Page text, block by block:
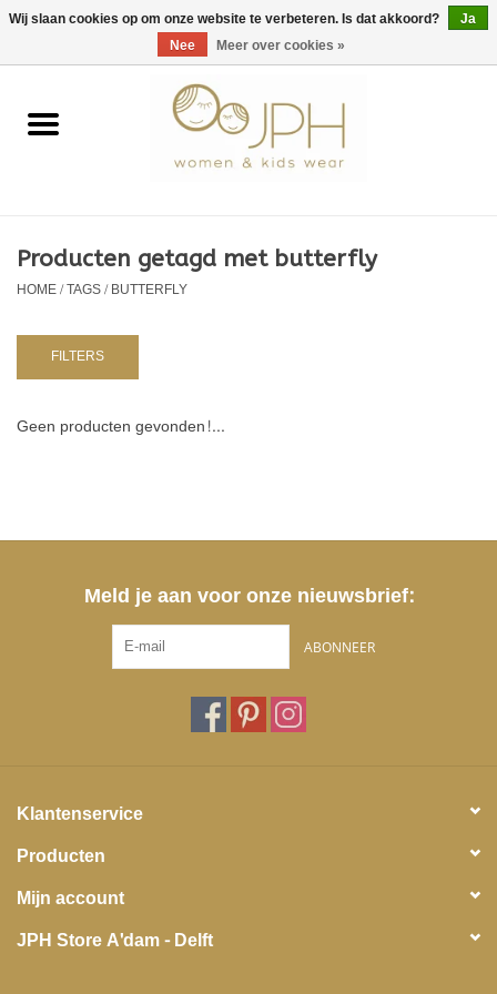
EUR/GBP/USD 0 Artikelen - €0,00
Home
Kids
NURSERY / TABLEWARE
Producten getagd met butterfly
HOME/TAGS/BUTTERFLY
FILTERS
Geen producten gevonden!...
Meld je aan voor onze nieuwsbrief:
ABONNEER
Klantenservice
Producten
Mijn account
JPH Store A'dam - Delft
Wij slaan cookies op om onze website te verbeteren. Is dat akkoord?
Ja
Nee
Meer over cookies »